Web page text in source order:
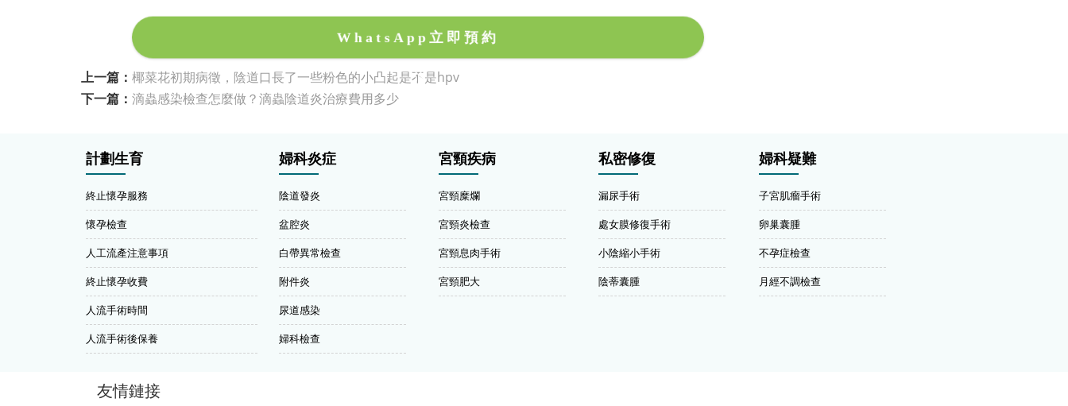
WhatsApp立即預約
上一篇： 椰菜花初期病徵，陰道口長了一些粉色的小凸起是不是hpv
下一篇： 滴蟲感染檢查怎麼做？滴蟲陰道炎治療費用多少
計劃生育
終止懷孕服務
懷孕檢查
人工流產注意事項
終止懷孕收費
人流手術時間
人流手術後保養
婦科炎症
陰道發炎
盆腔炎
白帶異常檢查
附件炎
尿道感染
婦科檢查
宮頸疾病
宮頸糜爛
宮頸炎檢查
宮頸息肉手術
宮頸肥大
私密修復
漏尿手術
處女膜修復手術
小陰縮小手術
陰蒂囊腫
婦科疑難
子宮肌瘤手術
卵巢囊腫
不孕症檢查
月經不調檢查
友情鏈接